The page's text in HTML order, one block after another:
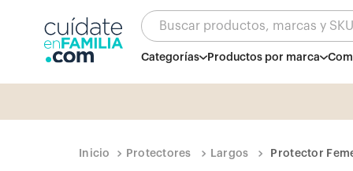
Buscar productos, marcas y
Categorías Productos por marca
Protectores Largos Protector